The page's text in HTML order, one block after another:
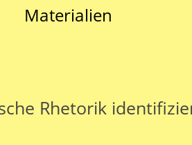
Materialien
Rhetorik